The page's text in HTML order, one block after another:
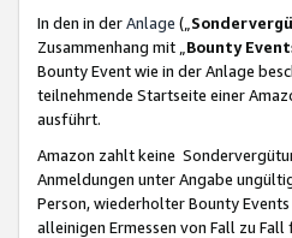
In den in derAnlage („
Zusammenhang mit „ Bounty
Bounty Event wie in der Anlage
teilnehmende Startseite einer
ausführt.
Amazon zahlt keine
Anmeldungen unter Angabe
Person, wiederholter Bounty
alleinigen Ermessen von Fall zu